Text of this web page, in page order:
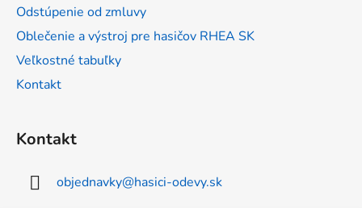
Odstúpenie od zmluvy
Oblečenie a výstroj pre hasičov RHEA SK
Veľkostné tabuľky
Kontakt
Kontakt
objednavky@hasici-odevy.sk